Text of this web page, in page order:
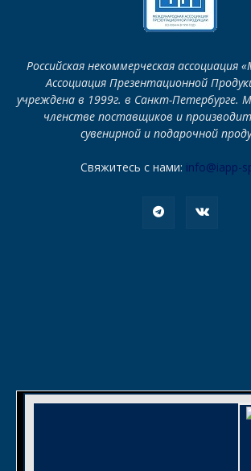
Российская некоммерческая ассоциация
Ассоциация Презентационной
учреждена в 1999г. в Санкт-Петербурге.
членстве поставщиков и
сувенирной и подарочной
Свяжитесь с нами: info@iapp-